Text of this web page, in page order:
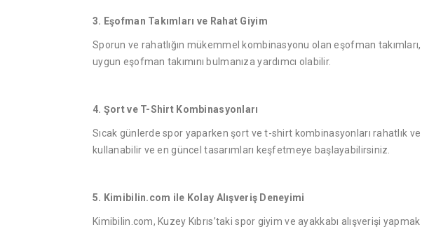
3. Eşofman Takımları ve Rahat Giyim
Sporun ve rahatlığın mükemmel kombinasyonu olan eşofman
uygun eşofman takımını bulmanıza yardımcı olabilir.
4. Şort ve T-Shirt Kombinasyonları
Sıcak günlerde spor yaparken şort ve t-shirt kombinasyonları rahatlık
kullanabilir ve en güncel tasarımları keşfetmeye başlayabilirsiniz.
5. Kimibilin.com ile Kolay Alışveriş Deneyimi
Kimibilin.com, Kuzey Kıbrıs’taki spor giyim ve ayakkabı alışverişi